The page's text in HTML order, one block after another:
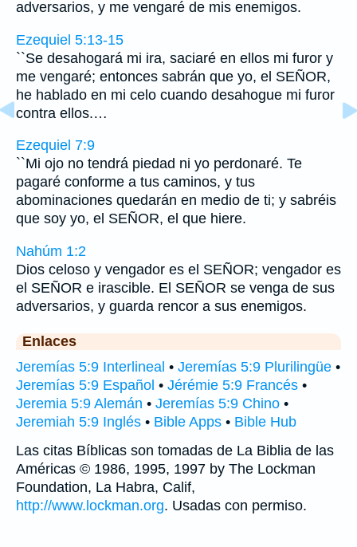
adversarios, y me vengaré de mis enemigos.
Ezequiel 5:13-15
``Se desahogará mi ira, saciaré en ellos mi furor y
me vengaré; entonces sabrán que yo, el SEÑOR,
he hablado en mi celo cuando desahogue mi furor
contra ellos.…
Ezequiel 7:9
``Mi ojo no tendrá piedad ni yo perdonaré. Te
pagaré conforme a tus caminos, y tus
abominaciones quedarán en medio de ti; y sabréis
que soy yo, el SEÑOR, el que hiere.
Nahúm 1:2
Dios celoso y vengador es el SEÑOR; vengador es
el SEÑOR e irascible. El SEÑOR se venga de sus
adversarios, y guarda rencor a sus enemigos.
Enlaces
Jeremías 5:9 Interlineal • Jeremías 5:9 Plurilingüe •
Jeremías 5:9 Español • Jérémie 5:9 Francés •
Jeremia 5:9 Alemán • Jeremías 5:9 Chino •
Jeremiah 5:9 Inglés • Bible Apps • Bible Hub
Las citas Bíblicas son tomadas de La Biblia de las
Américas © 1986, 1995, 1997 by The Lockman
Foundation, La Habra, Calif,
http://www.lockman.org. Usadas con permiso.